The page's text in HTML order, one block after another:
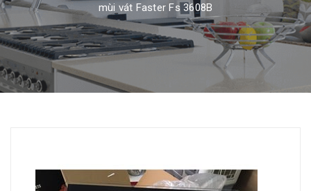
mùi vát Faster Fs 3608B